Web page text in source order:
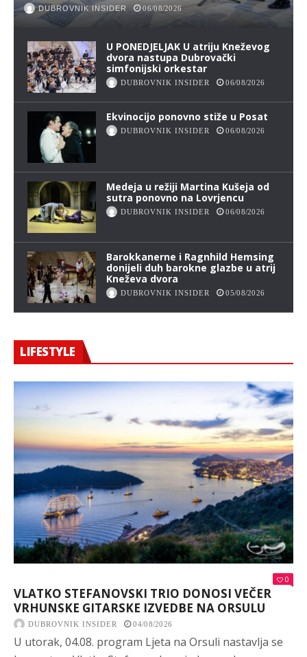
DUBROVNIK INSIDER 06/08/2026
U PONEDJELJAK U atriju Kneževog
dvora nastupa Dubrovački
simfonijski orkestar
DUBROVNIK INSIDER 06/08/2026
Ekvinocijo ponovno stiže u Posat
DUBROVNIK INSIDER 06/08/2026
Medeja u režiji Martina Kušeja od
sutra ponovno na Lovrjencu
DUBROVNIK INSIDER 06/08/2026
Barokkanerne i Ragnhild Hemsing
donijeli duh barokne glazbe u atrij
Kneževa dvora
DUBROVNIK INSIDER 05/08/2026
LIFESTYLE
0
VLATKO STEFANOVSKI TRIO DONOSI VEČER
VRHUNSKE GITARSKE IZVEDBE NA ORSULU
DUBROVNIK INSIDER 04/08/2026
U utorak, 04.08. program Ljeta na Orsuli nastavlja se